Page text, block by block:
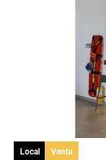
Local Venta